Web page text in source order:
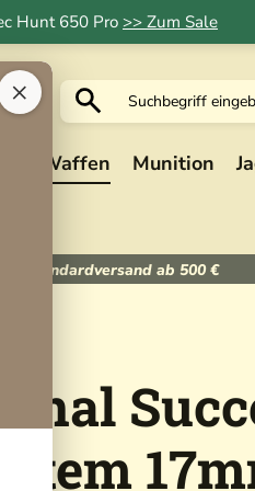
Hunt 650 Pro >> Zum Sale
×
Waffen Munition
Standardversand ab 500 €